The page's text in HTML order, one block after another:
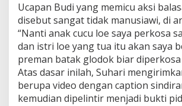
Ucapan Budi yang memicu aksi
disebut sangat tidak manusiawi, di
“Nanti anak cucu loe saya perkosa
dan istri loe yang tua itu akan saya
preman batak glodok biar diperkosa
Atas dasar inilah, Suhari
berupa video dengan caption
kemudian dipelintir menjadi bukti